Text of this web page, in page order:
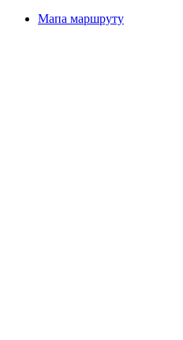
Мапа маршруту